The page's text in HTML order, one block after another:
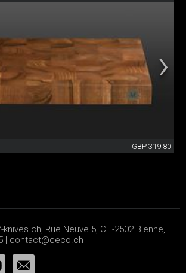
GBP 319.80
Rue Neuve 5, CH-2502 Bienne,
| contact@ceco.ch